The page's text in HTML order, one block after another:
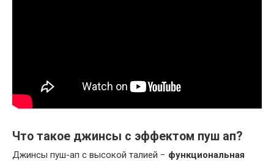
Что такое джинсы с эффектом пуш ап?
Джинсы пуш-ап с высокой талией − функциональная